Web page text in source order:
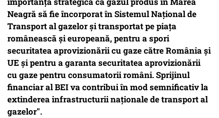
Neagră să fie încorporat în Sistemul Național de
Transport al gazelor și transportat pe piața
românească și europeană, pentru a spori
securitatea aprovizionării cu gaze către România și
UE și pentru a garanta securitatea aprovizionării
cu gaze pentru consumatorii români. Sprijinul
financiar al BEI va contribui în mod semnificativ la
extinderea infrastructurii naționale de transport al
gazelor".